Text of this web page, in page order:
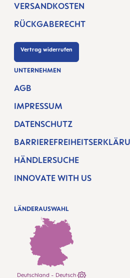
VERSANDKOSTEN
RÜCKGABERECHT
Vertrag widerrufen
UNTERNEHMEN
AGB
IMPRESSUM
DATENSCHUTZ
HÄNDLERSUCHE
INNOVATE WITH US
LÄNDERAUSWAHL
Deutschland - Deutsch